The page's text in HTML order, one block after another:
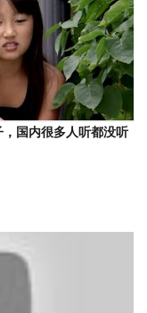
，国内很多人听都没听